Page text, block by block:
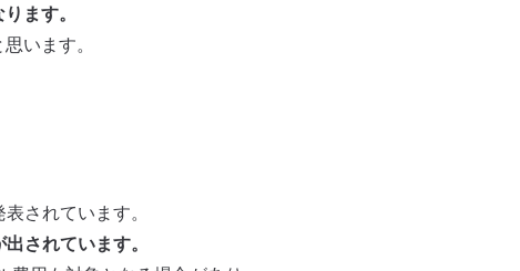
ます。
います。
されています。
されています。